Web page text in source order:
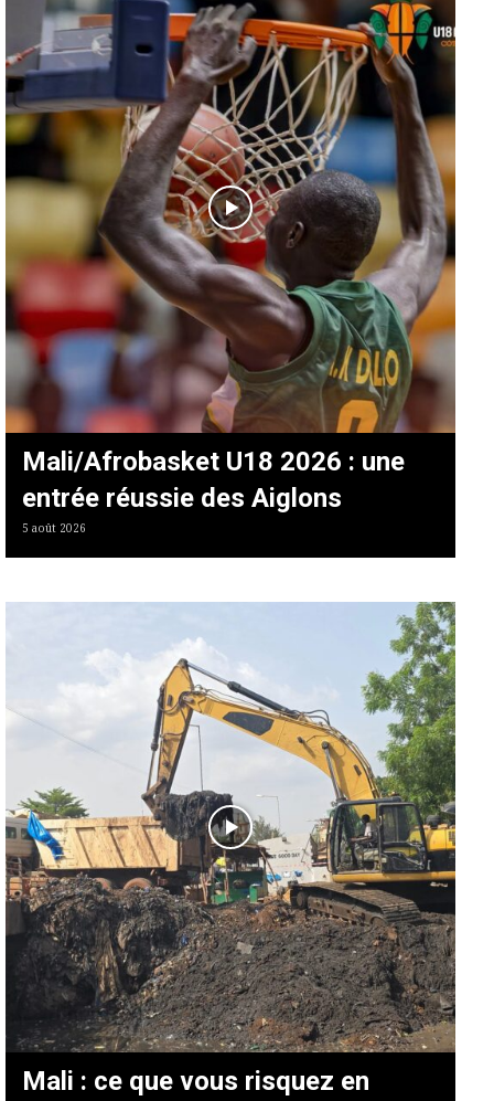
Mali/Afrobasket U18 2026 : une
entrée réussie des Aiglons
5 août 2026
Mali : ce que vous risquez en